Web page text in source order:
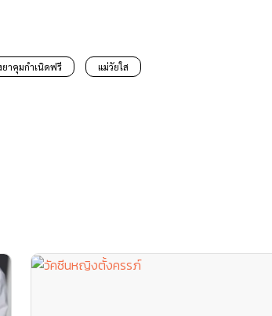
ยาคุมกำเนิดฟรี แม่วัยใส